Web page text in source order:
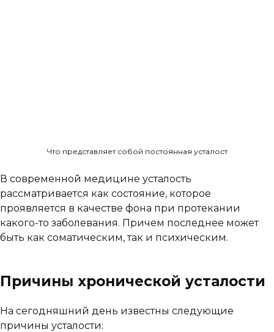
Что представляет собой постоянная усталост
В современной медицине усталость
рассматривается как состояние, которое
проявляется в качестве фона при протекании
какого-то заболевания. Причем последнее может
быть как соматическим, так и психическим.
Причины хронической усталости
На сегодняшний день известны следующие
причины усталости: